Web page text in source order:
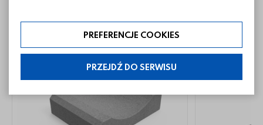
zakres klikając w „Preferencje cookies”. W każdej chwili
możesz modyfikować udzielone zgody w zakładce:
informacje i regulaminy — ustawienia cookies.
PREFERENCJE COOKIES
PRZEJDŹ DO SERWISU